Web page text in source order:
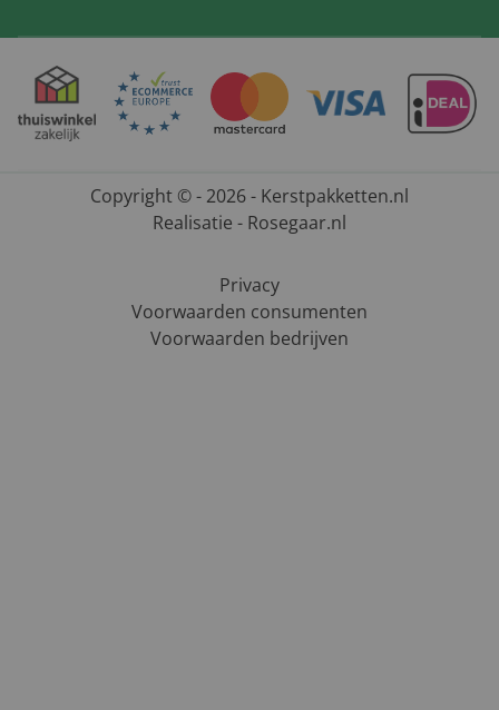
Copyright © - 2026 - Kerstpakketten.nl
Realisatie - Rosegaar.nl
Privacy
Voorwaarden consumenten
Voorwaarden bedrijven